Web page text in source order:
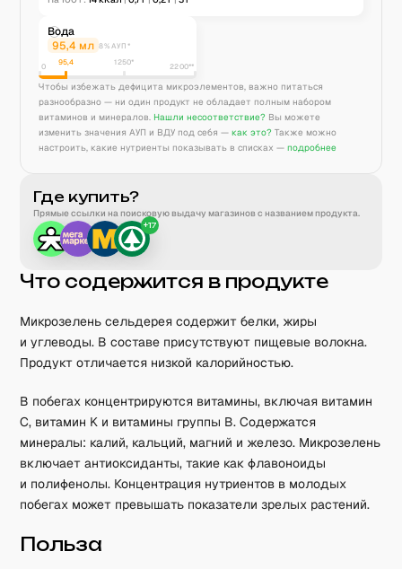
Вода
95,4 мл 8% АУП*
0 95,4 1250* 2200**
Чтобы избежать дефицита микроэлементов, важно питаться
разнообразно — ни один продукт не обладает полным набором
витаминов и минералов. Нашли несоответствие? Вы можете
изменить значения АУП и ВДУ под себя — как это? Также можно
настроить, какие нутриенты показывать в списках — подробнее
Где купить?
Прямые ссылки на поисковую выдачу магазинов с названием продукта.
+17
Что содержится в продукте
Микрозелень сельдерея содержит белки, жиры
и углеводы. В составе присутствуют пищевые волокна.
Продукт отличается низкой калорийностью.
В побегах концентрируются витамины, включая витамин
C, витамин K и витамины группы B. Содержатся
минералы: калий, кальций, магний и железо. Микрозелень
включает антиоксиданты, такие как флавоноиды
и полифенолы. Концентрация нутриентов в молодых
побегах может превышать показатели зрелых растений.
Польза